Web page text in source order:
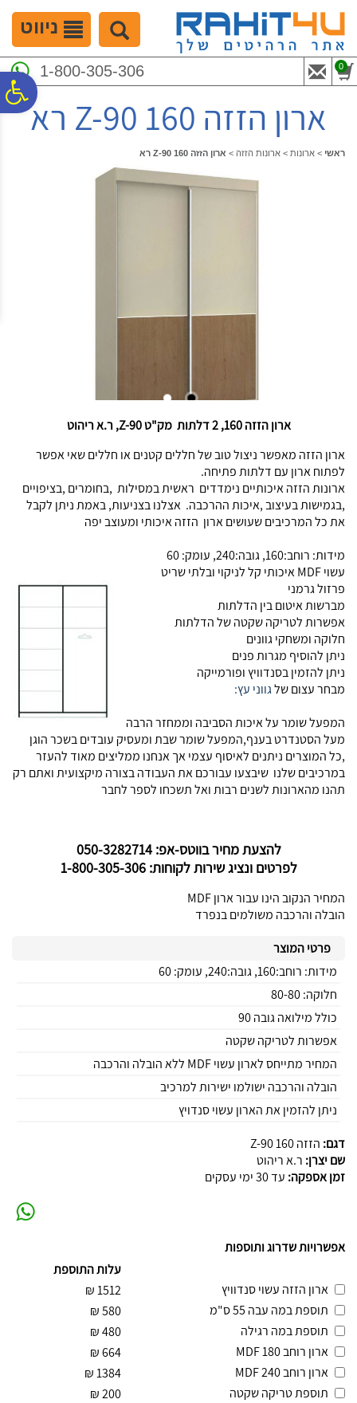
נגישות
המרכזי
ניווט
1-800-305-306 0
ארון הזזה 160 Z-90 רא
ראשי > ארונות > ארונות הזזה > ארון הזזה 160 Z-90 רא
ארון הזזה 160, 2 דלתות מק"ט Z-90, ר.א ריהוט
ארון הזזה מאפשר ניצול טוב של חללים קטנים או חללים שאי אפשר
לפתוח ארון עם דלתות פתיחה.
ארונות הזזה איכותיים נימדדים ראשית במסילות ,בחומרים ,בציפויים
,בגמישות בעיצוב ,איכות ההרכבה. אצלנו בצניעות, באמת ניתן לקבל
את כל המרכיבים שעושים ארון הזזה איכותי ומעוצב יפה
מידות: רוחב:160, גובה:240, עומק: 60
עשוי MDF איכותי קל לניקוי ובלתי שריט
פרזול גרמני
מברשות איטום בין הדלתות
אפשרות לטריקה שקטה של הדלתות
חלוקה ומשחקי גוונים
ניתן להוסיף מגרות פנים
ניתן להזמין בסנדוויץ ופורמייקה
מבחר עצום שלגווני עץ:
המפעל שומר על איכות הסביבה וממחזר הרבה
מעל הסטנדרט בענף,המפעל שומר שבת ומעסיק עובדים בשכר הוגן
,כל המוצרים ניתנים לאיסוף עצמי אך אנחנו ממליצים מאוד להעזר
במרכיבים שלנו שיבצעו עבורכם את העבודה בצורה מיקצועית ואתם רק
תהנו מהארונות לשנים רבות ואל תשכחו לספר לחבר
להצעת מחיר בווטס-אפ: 050-3282714
לפרטים ונציג שירות לקוחות: 1-800-305-306
המחיר הנקוב הינו עבור ארון MDF
הובלה והרכבה משולמים בנפרד
פרטי המוצר
מידות: רוחב:160, גובה:240, עומק: 60
חלוקה: 80-80
כולל מילואה גובה 90
אפשרות לטריקה שקטה
המחיר מתייחס לארון עשוי MDF ללא הובלה והרכבה
הובלה והרכבה ישולמו ישירות למרכיב
ניתן להזמין את הארון עשוי סנדויץ
דגם: הזזה 160 Z-90
שם יצרן: ר.א ריהוט
זמן אספקה: עד 30 ימי עסקים
אפשרויות שדרוג ותוספות
עלות התוספת
ארון הזזה עשוי סנדוויץ
1512
₪
תוספת במה עבה 55 ס"מ
580
₪
תוספת במה רגילה
480
₪
ארון רוחב 180 MDF
664
₪
ארון רוחב 240 MDF
1384
₪
תוספת טריקה שקטה
200
₪